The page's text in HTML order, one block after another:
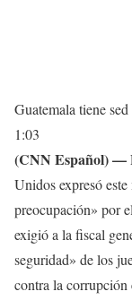
Guatemala tiene
1:03
(CNN Español) —
Unidos expresó
preocupación» por
exigió a la fiscal
seguridad» de los
contra la corrupción